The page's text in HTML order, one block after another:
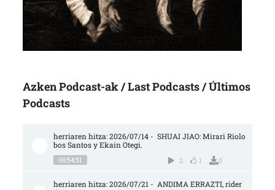
Azken Podcast-ak / Last Podcasts / Últimos
Podcasts
herriaren hitza: 2026/07/14 -  SHUAI JIAO: Mirari Riolo
bos Santos y Ekain Otegi.
00:54:51 2 1 0
herriaren hitza: 2026/07/21 -  ANDIMA ERRAZTI, rider